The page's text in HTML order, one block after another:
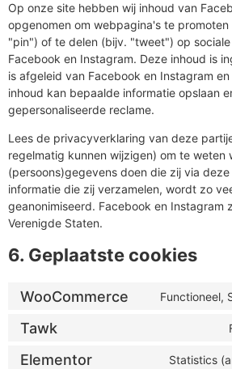
Op onze site hebben wij inhoud van
opgenomen om webpagina's te
"pin") of te delen (bijv. "tweet") op
Facebook en Instagram. Deze inhoud is
is afgeleid van Facebook en Instagram
inhoud kan bepaalde informatie opslaan
gepersonaliseerde reclame.
Lees de privacyverklaring van deze
regelmatig kunnen wijzigen) om te weten
(persoons)gegevens doen die zij via
informatie die zij verzamelen, wordt zo
geanonimiseerd. Facebook en Instagram
Verenigde Staten.
6. Geplaatste cookies
WooCommerce Functioneel,
Tawk
Elementor Statistics